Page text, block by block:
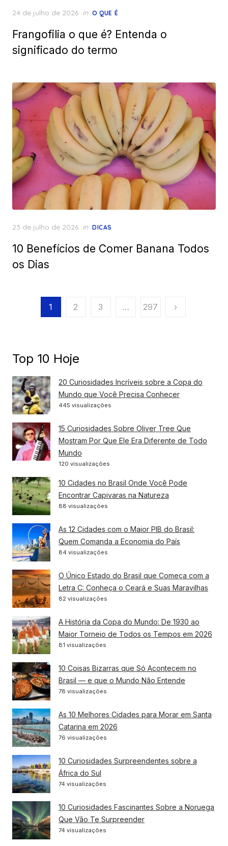
Posted
24 de julho de 2026 in O QUE É
Frangofilia o que é? Entenda o
significado do termo
Posted
23 de julho de 2026 in DICAS
10 Benefícios de Comer Banana Todos
os Dias
Paginação
1 2 3 … 297 ›
Top 10 Hoje
20 Curiosidades Incríveis sobre a Copa do
Mundo que Você Precisa Conhecer
445 visualizações
15 Curiosidades Sobre Oliver Tree Que
Mostram Por Que Ele Era Diferente de Todo
Mundo
120 visualizações
10 Cidades no Brasil Onde Você Pode
Encontrar Capivaras na Natureza
88 visualizações
As 12 Cidades com o Maior PIB do Brasil:
Quem Comanda a Economia do País
84 visualizações
O Único Estado do Brasil que Começa com a
Letra C: Conheça o Ceará e Suas Maravilhas
82 visualizações
A História da Copa do Mundo: De 1930 ao
Maior Torneio de Todos os Tempos em 2026
81 visualizações
10 Coisas Bizarras que Só Acontecem no
Brasil — e que o Mundo Não Entende
78 visualizações
As 10 Melhores Cidades para Morar em Santa
Catarina em 2026
76 visualizações
10 Curiosidades Surpreendentes sobre a
África do Sul
74 visualizações
10 Curiosidades Fascinantes Sobre a Noruega
Que Vão Te Surpreender
74 visualizações